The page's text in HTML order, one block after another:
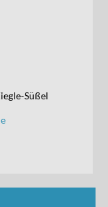
Süßel